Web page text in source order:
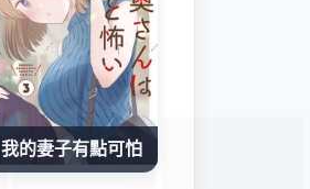
我的妻子有點可怕